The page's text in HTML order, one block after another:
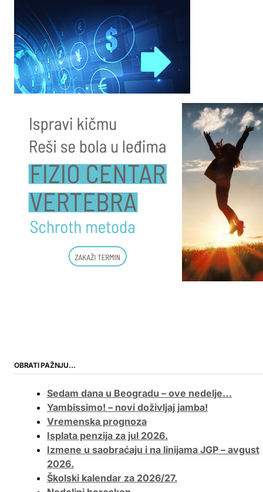
OBRATI PAŽNJU…
Sedam dana u Beogradu – ove nedelje…
Yambissimo! – novi doživljaj jamba!
Vremenska prognoza
Isplata penzija za jul 2026.
Izmene u saobraćaju i na linijama JGP – avgust
2026.
Školski kalendar za 2026/27.